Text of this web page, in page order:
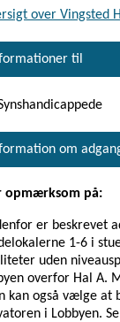
over Vingsted
til
om
opmærksom på:
er beskrevet
1-6 i
uden
overfor Hal A.
kan også vælge at
i Lobbyen.